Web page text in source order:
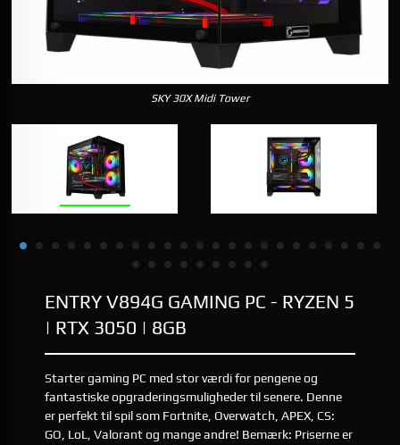
SKY 30X Midi Tower
ENTRY V894G GAMING PC - RYZEN 5
| RTX 3050 | 8GB
Starter gaming PC med stor værdi for pengene og
fantastiske opgraderingsmuligheder til senere. Denne
er perfekt til spil som Fortnite, Overwatch, APEX, CS:
GO, LoL, Valorant og mange andre! Bemærk: Priserne er